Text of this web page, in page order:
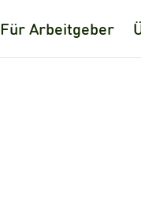
Für Arbeitgeber